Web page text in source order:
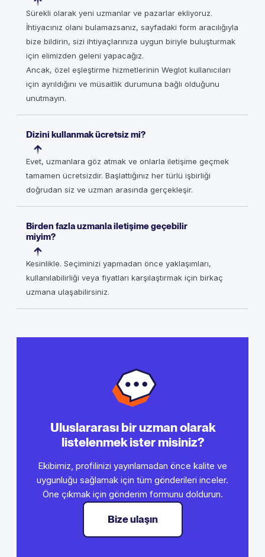
Sürekli olarak yeni uzmanlar ve pazarlar ekliyoruz.
İhtiyacınız olanı bulamazsanız, sayfadaki form aracılığıyla
bize bildirin, sizi ihtiyaçlarınıza uygun biriyle buluşturmak
için elimizden geleni yapacağız.
Ancak, özel eşleştirme hizmetlerinin Weglot kullanıcıları
için ayrıldığını ve müsaitlik durumuna bağlı olduğunu
unutmayın.
Dizini kullanmak ücretsiz mi?
Evet, uzmanlara göz atmak ve onlarla iletişime geçmek
tamamen ücretsizdir. Başlattığınız her türlü işbirliği
doğrudan siz ve uzman arasında gerçekleşir.
Birden fazla uzmanla iletişime geçebilir
miyim?
Kesinlikle. Seçiminizi yapmadan önce yaklaşımları,
kullanılabilirliği veya fiyatları karşılaştırmak için birkaç
uzmana ulaşabilirsiniz.
Uluslararası bir uzman olarak
listelenmek ister misiniz?
Ekibimiz, profilinizi yayınlamadan önce kalite ve
uygunluğu sağlamak için tüm gönderileri inceler.
Öne çıkmak için gönderim formunu doldurun.
Bize ulaşın